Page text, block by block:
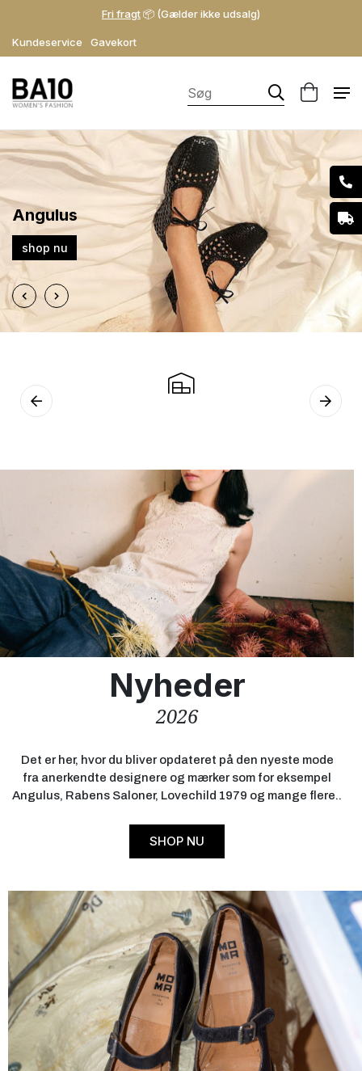
Kundeservice Gavekort
Fri fragt📦 (Gælder ikke udsalg)
Nyheder
2026
Det er her, hvor du bliver opdateret på den nyeste mode
fra anerkendte designere og mærker som for eksempel
Angulus, Rabens Saloner, Lovechild 1979 og mange flere..
SHOP NU